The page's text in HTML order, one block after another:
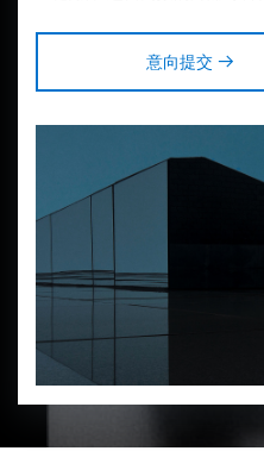
意向提交 뀠